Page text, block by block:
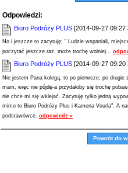
Odpowiedzi:
Biuro Podróży PLUS [2014-09-27 09:27
No i jeszcze to zacytuję; " Ludzie wspaniali,
poczytać jeszcze raz, może trochę wolniej...
Biuro Podróży PLUS [2014-09-27 09:20
Nie jestem Pana kolegą, to po pierwsze, po
mam, więc nie pójdę-a przydałoby się trochę
nie chce mi się wklejać. Zacytuję tylko jedną
mimo to Biuro Podróży Plus i Kamena Vourla". A
podstawówce. odpowiedz »
Powrót do